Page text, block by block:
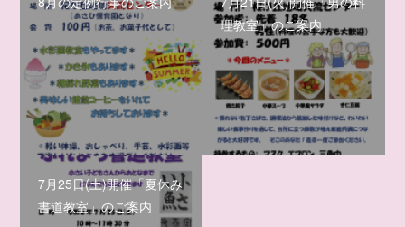
理教室」のご案内
7月25日(土)開催「夏休み
書道教室」のご案内